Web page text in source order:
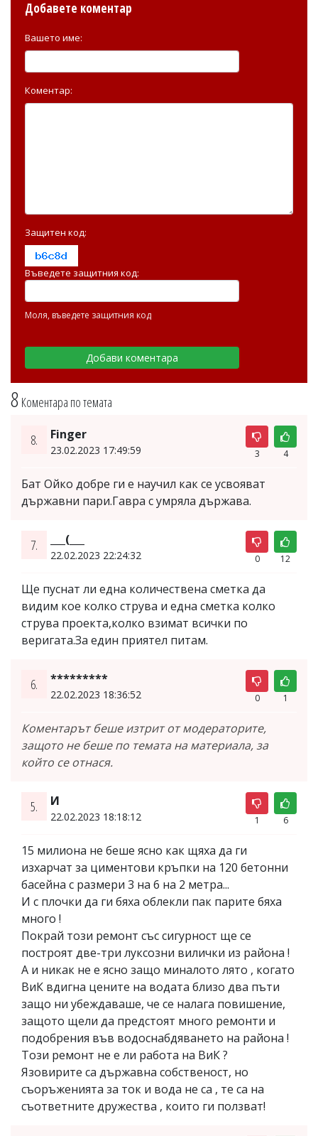
8 Коментара по темата
8. Finger
23.02.2023 17:49:59 3 4
Бат Ойко добре ги е научил как се усвояват
държавни пари.Гавра с умряла държава.
7. ___(___
22.02.2023 22:24:32 0 12
Ще пуснат ли една количествена сметка да
видим кое колко струва и една сметка колко
струва проекта,колко взимат всички по
веригата.За един приятел питам.
6. *********
22.02.2023 18:36:52 0 1
Коментарът беше изтрит от модераторите,
защото не беше по темата на материала, за
който се отнася.
5. И
22.02.2023 18:18:12 1 6
15 милиона не беше ясно как щяха да ги
изхарчат за циментови кръпки на 120 бетонни
басейна с размери 3 на 6 на 2 метра...
И с плочки да ги бяха облекли пак парите бяха
много !
Покрай този ремонт със сигурност ще се
построят две-три луксозни вилички из района !
А и никак не е ясно защо миналото лято , когато
ВиК вдигна цените на водата близо два пъти
защо ни убеждаваше, че се налага повишение,
защото щели да предстоят много ремонти и
подобрения във водоснабдяването на района !
Този ремонт не е ли работа на ВиК ?
Язовирите са държавна собственост, но
съоръженията за ток и вода не са , те са на
съответните дружества , които ги ползват!
Добавете коментар
Вашето име:
Коментар:
Защитен код:
Въведете защитния код:
Моля, въведете защитния код